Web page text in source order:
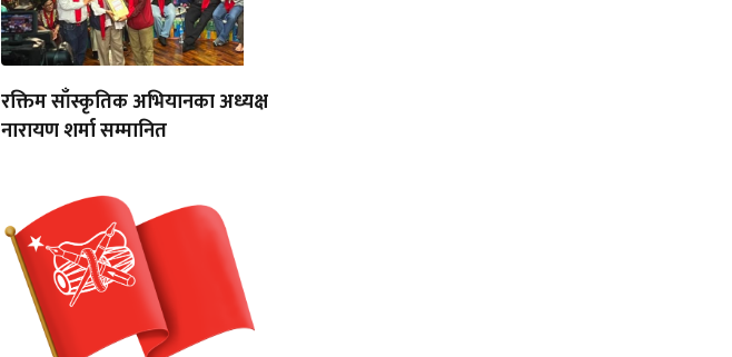
रक्तिम साँस्कृतिक अभियानका अध्यक्ष
नारायण शर्मा सम्मानित